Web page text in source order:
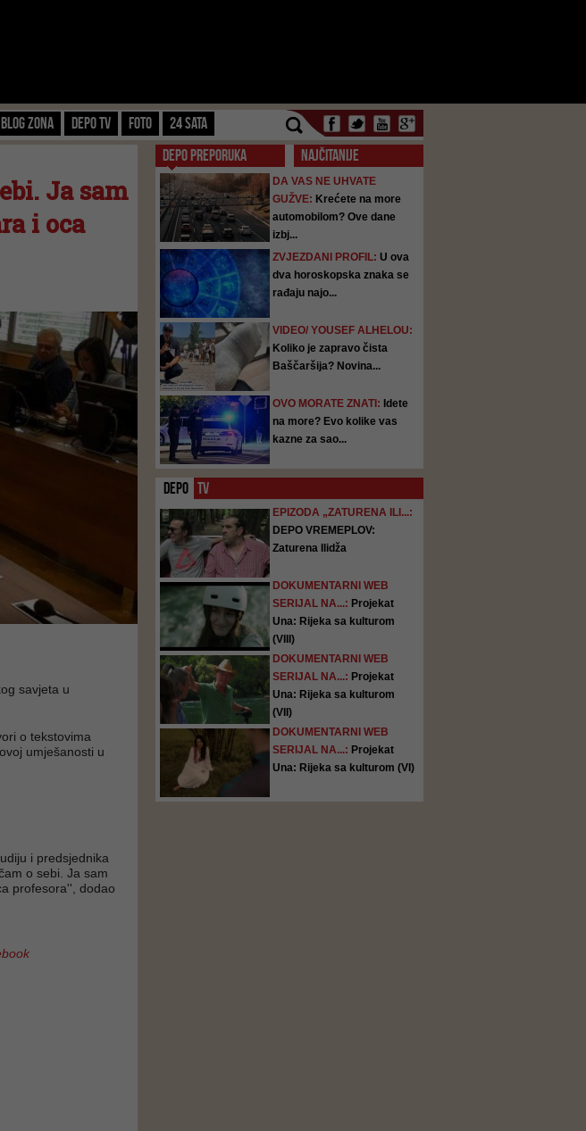
Blog zona Depo TV FOTO 24 SATA
Ja sam
i oca
savjeta u
o tekstovima
umješanosti u
i predsjednika
o sebi. Ja sam
profesora'', dodao
DEPO PREPORUKA NAJČITANIJE
DA VAS NE UHVATE
GUŽVE: Krećete na more
automobilom? Ove dane
izbj...
ZVJEZDANI PROFIL: U ova
dva horoskopska znaka se
rađaju najo...
VIDEO/ YOUSEF ALHELOU:
Koliko je zapravo čista
Baščaršija? Novina...
OVO MORATE ZNATI: Idete
na more? Evo kolike vas
kazne za sao...
DEPO TV
EPIZODA „ZATURENA ILI...:
DEPO VREMEPLOV:
Zaturena Ilidža
DOKUMENTARNI WEB
SERIJAL NA...: Projekat
Una: Rijeka sa kulturom
(VIII)
DOKUMENTARNI WEB
SERIJAL NA...: Projekat
Una: Rijeka sa kulturom
(VII)
DOKUMENTARNI WEB
SERIJAL NA...: Projekat
Una: Rijeka sa kulturom (VI)